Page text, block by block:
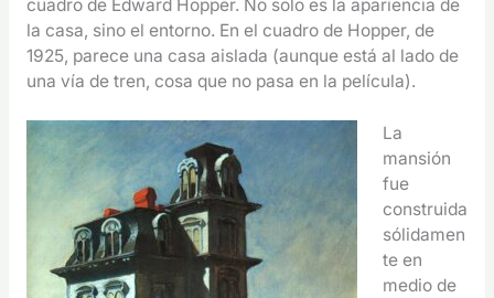
cuadro de Edward Hopper. No solo es la apariencia de
la casa, sino el entorno. En el cuadro de Hopper, de
1925, parece una casa aislada (aunque está al lado de
una vía de tren, cosa que no pasa en la película).
La
mansión
fue
construida
sólidamen
te en
medio de